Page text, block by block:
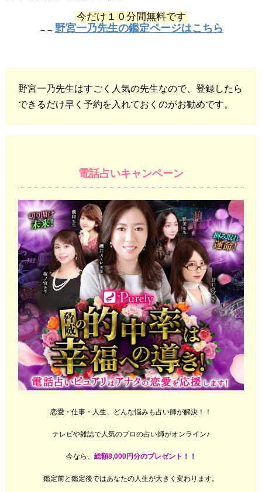
今だけ１０分間無料です
→→ 野宮一乃先生の鑑定ページはこちら
野宮一乃先生はすごく人気の先生なので、登録したら
できるだけ早く予約を入れておくのがお勧めです。
電話占いキャンペーン
恋愛・仕事・人生、どんな悩みも占い師が解決！！
テレビや雑誌で人気のプロの占い師がオンライン♪
今なら、 総額8,000円分のプレゼント！！
鑑定前と鑑定後ではあなたの人生が大きく変わります。